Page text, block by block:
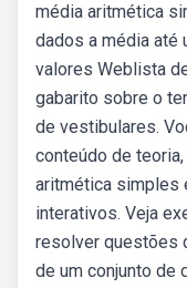
média aritmética
dados a média até
valores Weblista
gabarito sobre o
de vestibulares.
conteúdo de
aritmética simples
interativos. Veja
resolver questões
de um conjunto de